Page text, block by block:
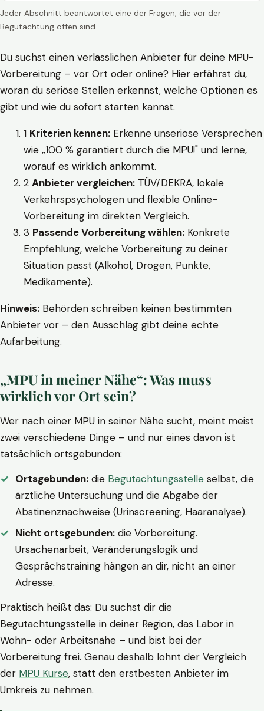
Jeder Abschnitt beantwortet eine der Fragen, die vor der
Begutachtung offen sind.
Du suchst einen verlässlichen Anbieter für deine MPU-
Vorbereitung – vor Ort oder online? Hier erfährst du,
woran du seriöse Stellen erkennst, welche Optionen es
gibt und wie du sofort starten kannst.
1 Kriterien kennen: Erkenne unseriöse Versprechen
wie „100 % garantiert durch die MPU!" und lerne,
worauf es wirklich ankommt.
2 Anbieter vergleichen: TÜV/DEKRA, lokale
Verkehrspsychologen und flexible Online-
Vorbereitung im direkten Vergleich.
3 Passende Vorbereitung wählen: Konkrete
Empfehlung, welche Vorbereitung zu deiner
Situation passt (Alkohol, Drogen, Punkte,
Medikamente).
Hinweis: Behörden schreiben keinen bestimmten
Anbieter vor – den Ausschlag gibt deine echte
Aufarbeitung.
„MPU in meiner Nähe“: Was muss
wirklich vor Ort sein?
Wer nach einer MPU in seiner Nähe sucht, meint meist
zwei verschiedene Dinge – und nur eines davon ist
tatsächlich ortsgebunden:
Ortsgebunden: die Begutachtungsstelle selbst, die
ärztliche Untersuchung und die Abgabe der
Abstinenznachweise (Urinscreening, Haaranalyse).
Nicht ortsgebunden: die Vorbereitung.
Ursachenarbeit, Veränderungslogik und
Gesprächstraining hängen an dir, nicht an einer
Adresse.
Praktisch heißt das: Du suchst dir die
Begutachtungsstelle in deiner Region, das Labor in
Wohn- oder Arbeitsnähe – und bist bei der
Vorbereitung frei. Genau deshalb lohnt der Vergleich
der MPU Kurse, statt den erstbesten Anbieter im
Umkreis zu nehmen.